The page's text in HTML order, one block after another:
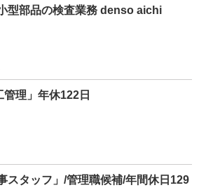
型部品の検査業務 denso aichi
理」年休122日
スタッフ」/管理職候補/年間休日129